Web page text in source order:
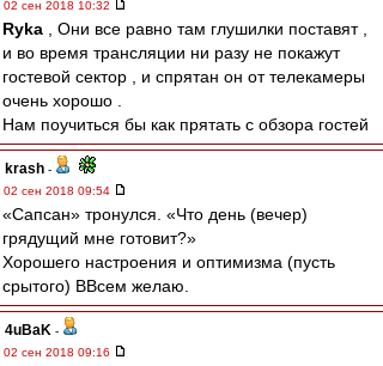
02 сен 2018 10:32
Ryka , Они все равно там глушилки поставят ,
и во время трансляции ни разу не покажут
гостевой сектор , и спрятан он от телекамеры
очень хорошо .
Нам поучиться бы как прятать с обзора гостей
krash -
02 сен 2018 09:54
«Сапсан» тронулся. «Что день (вечер)
грядущий мне готовит?»
Хорошего настроения и оптимизма (пусть
срытого) ВВсем желаю.
4uBaK -
02 сен 2018 09:16